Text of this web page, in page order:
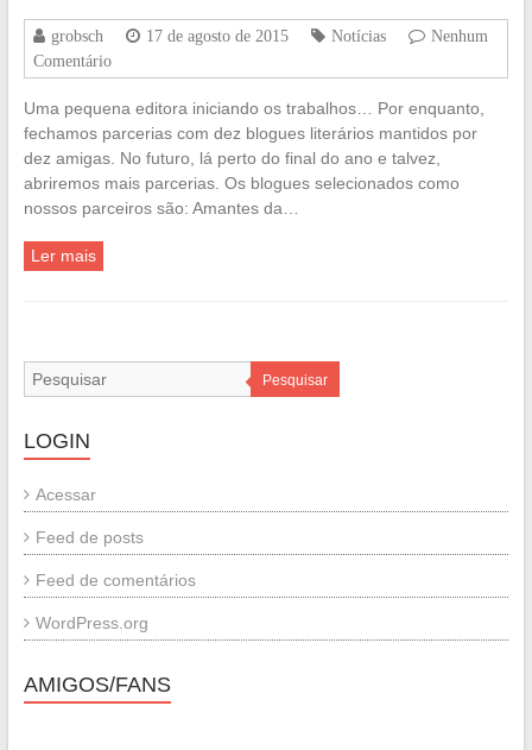
grobsch 17 de agosto de 2015 Notícias
Nenhum
Comentário
Uma pequena editora iniciando os trabalhos… Por enquanto,
fechamos parcerias com dez blogues literários mantidos por
dez amigas. No futuro, lá perto do final do ano e talvez,
abriremos mais parcerias. Os blogues selecionados como
nossos parceiros são: Amantes da…
Ler mais
Pesquisar
LOGIN
Acessar
Feed de posts
Feed de comentários
WordPress.org
AMIGOS/FANS